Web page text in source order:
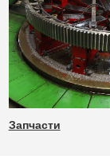
Запчасти